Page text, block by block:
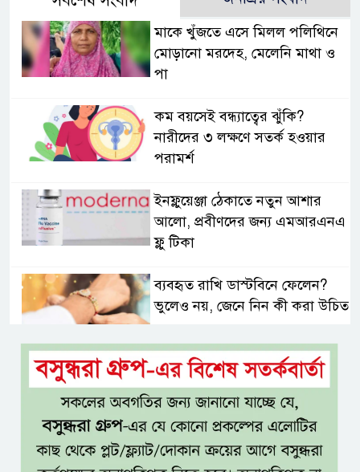
মাকে খুঁজতে এসে মিলল পলিথিনে
মোড়ানো মরদেহ, মেলেনি মাথা ও
পা
কম বয়সেই বন্ধ্যাত্বের ঝুঁকি?
নারীদের ৩ লক্ষণে সতর্ক হওয়ার
পরামর্শ
ইনফ্লুয়েঞ্জা ঠেকাতে নতুন আশার
আলো, প্রবীণদের জন্য এমআরএনএ
ফ্লু টিকা
ব্যবহৃত রাখি ডাস্টবিনে ফেলেন?
ভুলেও নয়, জেনে নিন কী করা উচিত
বেসরকারি জ্বালানি তেল আমদানিতে
বিশেষ সুবিধার অভিযোগ ভিত্তিহীন:
জ্বালানি বিভাগ
শেখ হাসিনা চাইলেই কি দেশে
ফিরতে পারবেন?